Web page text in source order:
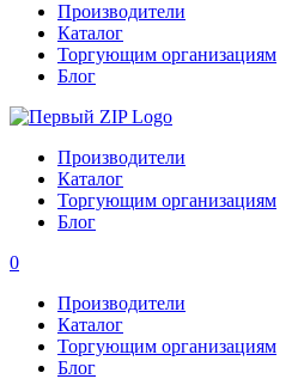
Производители
Каталог
Торгующим организациям
Блог
Производители
Каталог
Торгующим организациям
Блог
0
Производители
Каталог
Торгующим организациям
Блог